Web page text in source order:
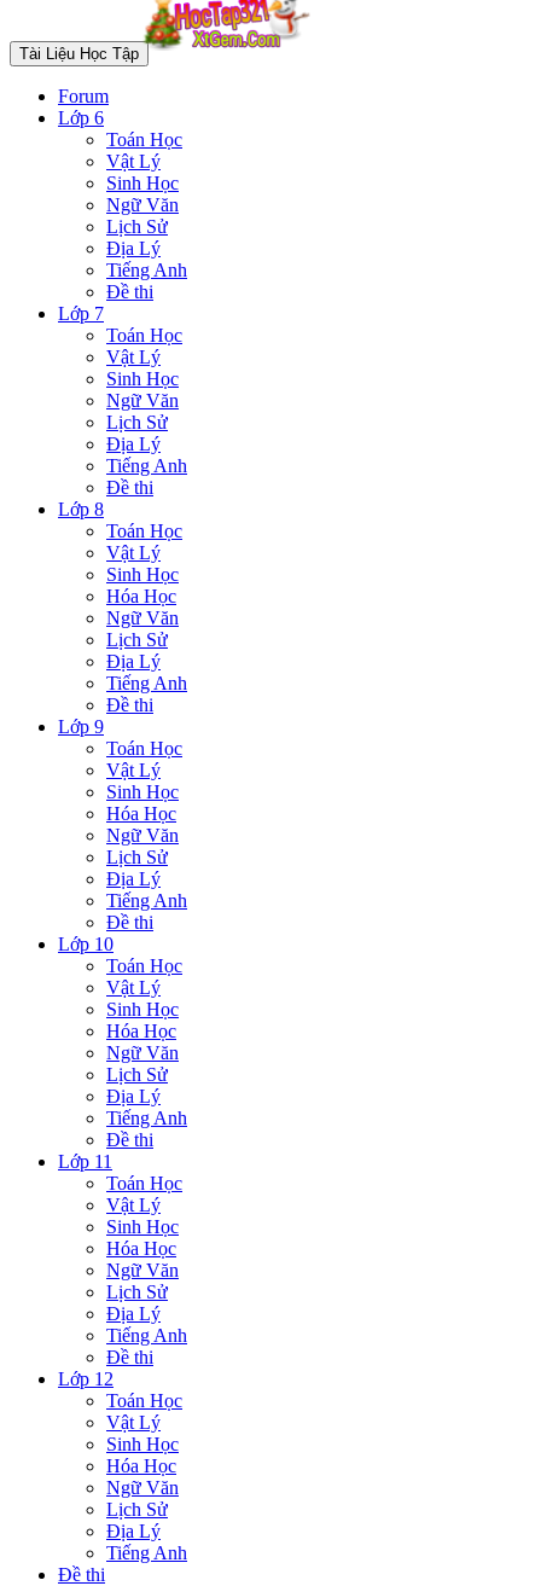
Tài Liệu Học Tập
Forum
Lớp 6
Toán Học
Vật Lý
Sinh Học
Ngữ Văn
Lịch Sử
Địa Lý
Tiếng Anh
Đề thi
Lớp 7
Toán Học
Vật Lý
Sinh Học
Ngữ Văn
Lịch Sử
Địa Lý
Tiếng Anh
Đề thi
Lớp 8
Toán Học
Vật Lý
Sinh Học
Hóa Học
Ngữ Văn
Lịch Sử
Địa Lý
Tiếng Anh
Đề thi
Lớp 9
Toán Học
Vật Lý
Sinh Học
Hóa Học
Ngữ Văn
Lịch Sử
Địa Lý
Tiếng Anh
Đề thi
Lớp 10
Toán Học
Vật Lý
Sinh Học
Hóa Học
Ngữ Văn
Lịch Sử
Địa Lý
Tiếng Anh
Đề thi
Lớp 11
Toán Học
Vật Lý
Sinh Học
Hóa Học
Ngữ Văn
Lịch Sử
Địa Lý
Tiếng Anh
Đề thi
Lớp 12
Toán Học
Vật Lý
Sinh Học
Hóa Học
Ngữ Văn
Lịch Sử
Địa Lý
Tiếng Anh
Đề thi